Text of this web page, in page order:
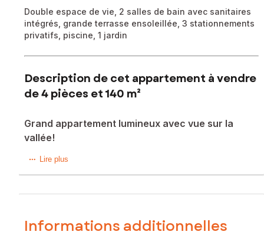
Double espace de vie, 2 salles de bain avec sanitaires
intégrés, grande terrasse ensoleillée, 3 stationnements
privatifs, piscine, 1 jardin
Description de cet appartement à vendre
de 4 pièces et 140 m²
Grand appartement lumineux avec vue sur la
vallée!
Duplex atypique à esprit maison : 140 m² de volumes rares
naturel et verdoyant.
Ses atouts :
- terrasse de 40 m² avec vue sur les collines
Lire plus
Informations additionnelles